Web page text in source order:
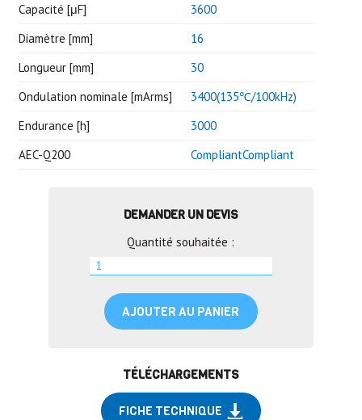
Capacité [μF]
3600
Diamètre [mm]
16
Longueur [mm]
30
Ondulation nominale [mArms]
3400(135℃/100kHz)
Endurance [h]
3000
AEC-Q200
CompliantCompliant
DEMANDER UN DEVIS
Quantité souhaitée :
AJOUTER AU PANIER
TÉLÉCHARGEMENTS
FICHE TECHNIQUE